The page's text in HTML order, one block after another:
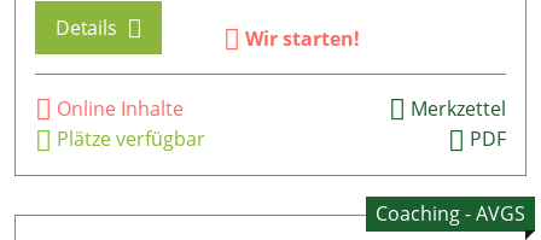
Cookies, wenn Sie unsere Webseite weiterhin nutzen.
Datenschutzerklärung
Impressum
Details Wir starten!
Online Inhalte
Plätze verfügbar
Merkzettel
PDF
Coaching - AVGS